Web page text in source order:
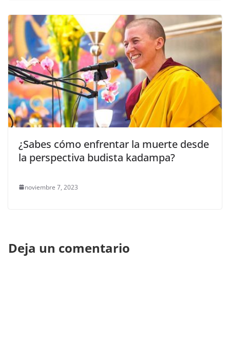
¿Sabes cómo enfrentar la muerte desde
la perspectiva budista kadampa?
noviembre 7, 2023
Deja un comentario